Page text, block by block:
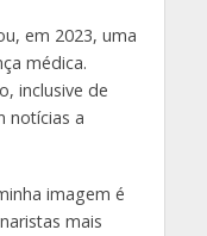
em 2023, uma
médica.
inclusive de
notícias a
imagem é
mais